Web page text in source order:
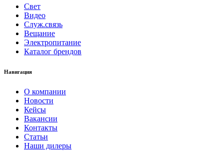
Свет
Видео
Служ.связь
Вещание
Электропитание
Каталог брендов
Навигация
О компании
Новости
Кейсы
Вакансии
Контакты
Статьи
Наши дилеры